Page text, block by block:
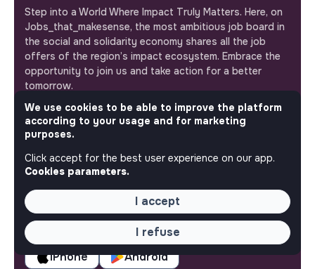
Step into a World Where Impact Truly Matters. Here, on
Jobs_that_makesense, the most ambitious job board in
the social and solidarity economy shares all the job
offers of the region’s impact ecosystem. Embrace the
opportunity to join us and take action for a better
tomorrow.
This is your platform
Jobs_that_makesense is a free service brought to you
by the makesense association. Use its potential to
accelerate your projects and contribute to building a
more respectful, inclusive and sustainable society.
Our mobile app
Get jobs that make sense on your phone so you never
miss an opportunity.
iPhone Android
We use cookies to be able to improve the platform
according to your usage and for marketing
purposes.
Click accept for the best user experience on our app.
Cookies parameters.
I accept
I refuse